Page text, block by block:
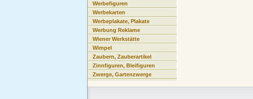
Werbefiguren
Werbekarten
Werbeplakate, Plakate
Werbung Reklame
Wiener Werkstätte
Wimpel
Zaubern, Zauberartikel
Zinnfiguren, Bleifiguren
Zwerge, Gartenzwerge